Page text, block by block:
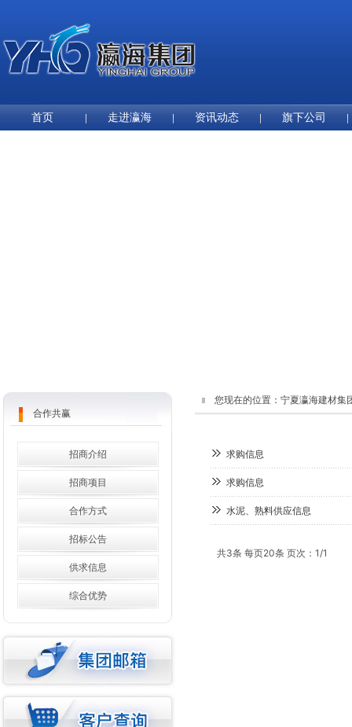
首页 走进瀛海 资讯动态 旗下公司
您现在的位置： 宁夏瀛海建材集
求购信息
求购信息
水泥、熟料供应信息
共3条 每页20条 页次：1/1
合作共赢
招商介绍
招商项目
合作方式
招标公告
供求信息
综合优势